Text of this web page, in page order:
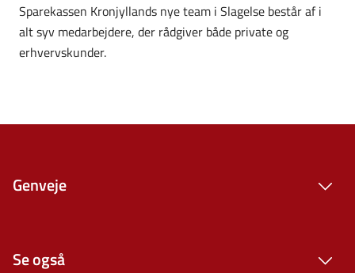
Sparekassen Kronjyllands nye team i Slagelse består af i
alt syv medarbejdere, der rådgiver både private og
erhvervskunder.
Genveje
Se også